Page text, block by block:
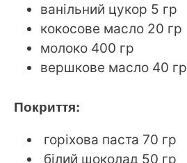
ванільний цукор 5 гр
кокосове масло 20 гр
молоко 400 гр
вершкове масло 40 гр
Покриття:
горіхова паста 70 гр
білий шоколад 50 гр